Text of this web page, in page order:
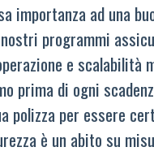
importanza ad una
programmi
e scalabilità
prima di ogni
polizza per essere
è un abito su